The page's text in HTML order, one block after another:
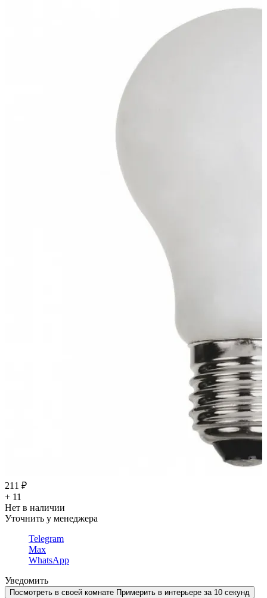
211 ₽
+ 11
Нет в наличии
Уточнить у менеджера
Telegram
Max
WhatsApp
Уведомить
Посмотреть в своей комнате Примерить в интерьере за 10 секунд